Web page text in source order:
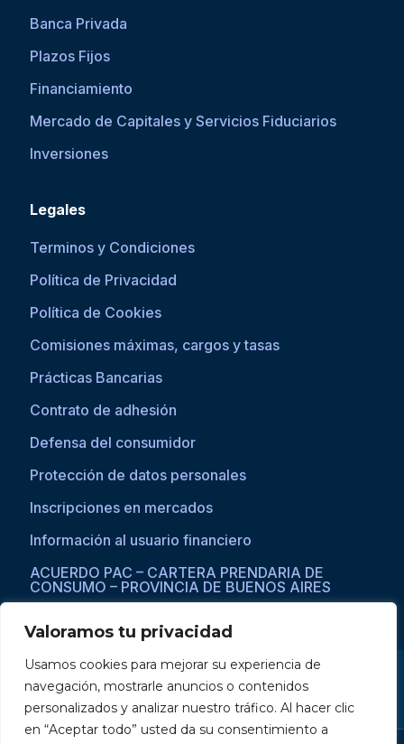
Valoramos tu privacidad
Usamos cookies para mejorar su experiencia de
navegación, mostrarle anuncios o contenidos
personalizados y analizar nuestro tráfico. Al hacer clic
en “Aceptar todo” usted da su consentimiento a
Banca Privada
Plazos Fijos
Financiamiento
Mercado de Capitales y Servicios Fiduciarios
Inversiones
Legales
Terminos y Condiciones
Política de Privacidad
Política de Cookies
Comisiones máximas, cargos y tasas
Prácticas Bancarias
Contrato de adhesión
Defensa del consumidor
Protección de datos personales
Inscripciones en mercados
Información al usuario financiero
ACUERDO PAC – CARTERA PRENDARIA DE
CONSUMO – PROVINCIA DE BUENOS AIRES
Si asistís a una persona con dificultades visuales para acceder a la
web, por favor ingresar a través del explorador Microsoft Edge,
donde se habilita la opción de reproducción de texto a voz